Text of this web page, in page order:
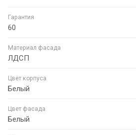
Гарантия
60
Материал фасада
ЛДСП
Цвет корпуса
Белый
Цвет фасада
Белый